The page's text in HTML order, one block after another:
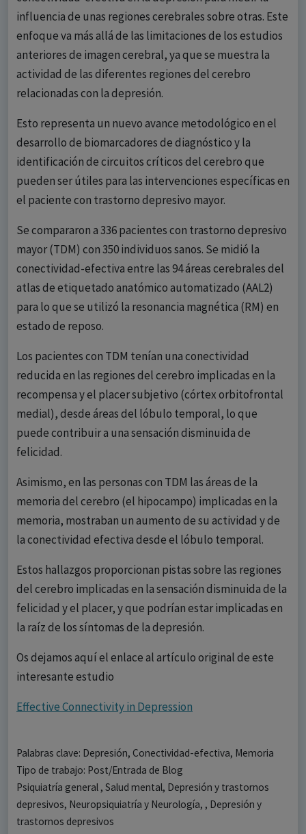
influencia de unas regiones cerebrales sobre otras. Este
enfoque va más allá de las limitaciones de los estudios
anteriores de imagen cerebral, ya que se muestra la
actividad de las diferentes regiones del cerebro
relacionadas con la depresión.
Esto representa un nuevo avance metodológico en el
desarrollo de biomarcadores de diagnóstico y la
identificación de circuitos críticos del cerebro que
pueden ser útiles para las intervenciones específicas en
el paciente con trastorno depresivo mayor.
Se compararon a 336 pacientes con trastorno depresivo
mayor (TDM) con 350 individuos sanos. Se midió la
conectividad-efectiva entre las 94 áreas cerebrales del
atlas de etiquetado anatómico automatizado (AAL2)
para lo que se utilizó la resonancia magnética (RM) en
estado de reposo.
Los pacientes con TDM tenían una conectividad
reducida en las regiones del cerebro implicadas en la
recompensa y el placer subjetivo (córtex orbitofrontal
medial), desde áreas del lóbulo temporal, lo que
puede contribuir a una sensación disminuida de
felicidad.
Asimismo, en las personas con TDM las áreas de la
memoria del cerebro (el hipocampo) implicadas en la
memoria, mostraban un aumento de su actividad y de
la conectividad efectiva desde el lóbulo temporal.
Estos hallazgos proporcionan pistas sobre las regiones
del cerebro implicadas en la sensación disminuida de la
felicidad y el placer, y que podrían estar implicadas en
la raíz de los síntomas de la depresión.
Os dejamos aquí el enlace al artículo original de este
interesante estudio
Effective Connectivity in Depression
Palabras clave: Depresión, Conectividad-efectiva, Memoria
Tipo de trabajo: Post/Entrada de Blog
Psiquiatría general , Salud mental, Depresión y trastornos
depresivos, Neuropsiquiatría y Neurología, , Depresión y
trastornos depresivos